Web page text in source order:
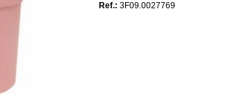
Ref.: 3F09.0027769